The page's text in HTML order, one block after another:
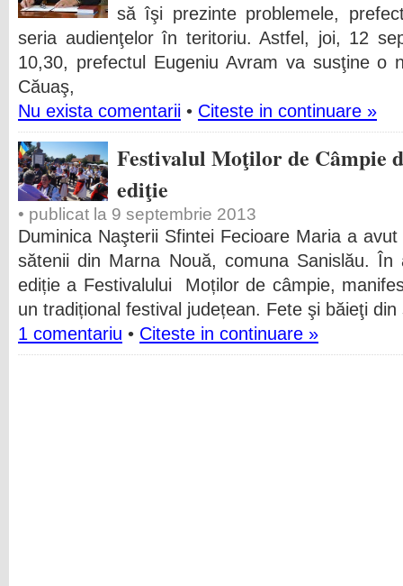
să îşi prezinte problemele,
seria audienţelor în teritoriu. Astfel, joi, 12
10,30, prefectul Eugeniu Avram va susţine o
Căuaş,
Nu exista comentarii • Citeste in continuare »
Festivalul Moţilor de Câmpie
ediţie
• publicat la 9 septembrie 2013
Duminica Naşterii Sfintei Fecioare Maria a
sătenii din Marna Nouă, comuna Sanislău.
ediție a Festivalului Moților de câmpie,
un tradițional festival județean. Fete şi băieţi
1 comentariu • Citeste in continuare »